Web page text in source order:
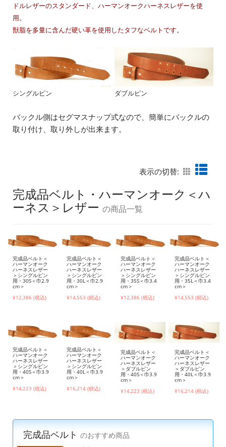
ドルレザーのスタンダード、ハーマンオークハーネスレザーを使
用。
獣脂を多量に含んだ硬い革を使用したタフなベルトです。
シングルピン ダブルピン
バックル側はセグマスナップ式なので、簡単にバックルの
取り付け、取り外しが出来ます。
表示の切替:
完成品ベルト・ハーマンオーク＜ハ
ーネス＞レザー の商品一覧
完成品ベルト＜
ハーマンオーク
ハーネスレザー
＞シングルピン
用・30S＜巾2.9
cm＞
¥12,386 (税込)
完成品ベルト＜
ハーマンオーク
ハーネスレザー
＞シングルピン
用・30L＜巾2.9
cm＞
¥14,553 (税込)
完成品ベルト＜
ハーマンオーク
ハーネスレザー
＞シングルピン
用・35S＜巾3.4
cm＞
¥12,386 (税込)
完成品ベルト＜
ハーマンオーク
ハーネスレザー
＞シングルピン
用・35L＜巾3.4
cm＞
¥14,553 (税込)
完成品ベルト＜
ハーマンオーク
ハーネスレザー
＞シングルピン
用・40S＜巾3.9
cm＞
¥14,223 (税込)
完成品ベルト＜
ハーマンオーク
ハーネスレザー
＞シングルピン
用・40L＜巾3.9
cm＞
¥16,214 (税込)
完成品ベルト＜
ハーマンオーク
ハーネスレザー
＞ダブルピン
用・40S＜巾3.9
cm＞
¥14,223 (税込)
完成品ベルト＜
ハーマンオーク
ハーネスレザー
＞ダブルピン
用・40L＜巾3.9
cm＞
¥16,214 (税込)
完成品ベルト のおすすめ商品